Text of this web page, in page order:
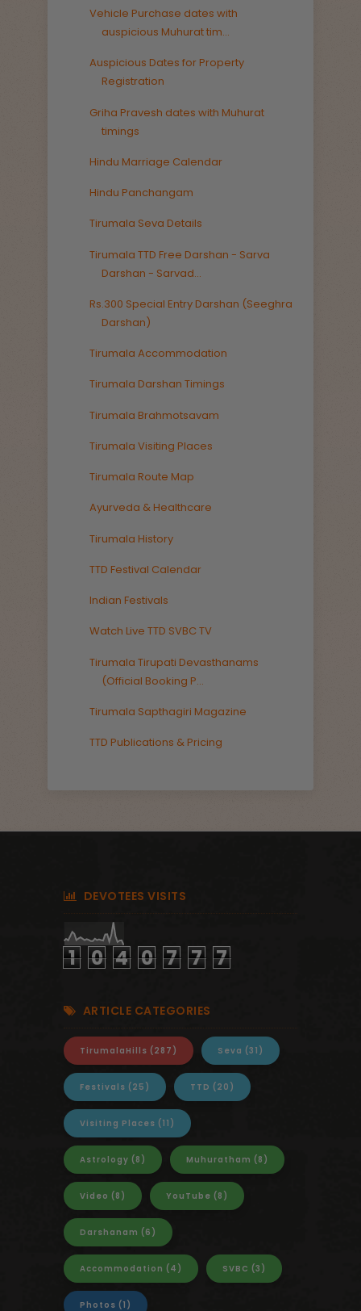
Vehicle Purchase dates with
auspicious Muhurat tim...
Auspicious Dates for Property
Registration
Griha Pravesh dates with Muhurat
timings
Hindu Marriage Calendar
Hindu Panchangam
Tirumala Seva Details
Tirumala TTD Free Darshan - Sarva
Darshan - Sarvad...
Rs.300 Special Entry Darshan (Seeghra
Darshan)
Tirumala Accommodation
Tirumala Darshan Timings
Tirumala Brahmotsavam
Tirumala Visiting Places
Tirumala Route Map
Ayurveda & Healthcare
Tirumala History
TTD Festival Calendar
Indian Festivals
Watch Live TTD SVBC TV
Tirumala Tirupati Devasthanams
(Official Booking P...
Tirumala Sapthagiri Magazine
TTD Publications & Pricing
DEVOTEES VISITS
1 0 4 0 7 7 7
ARTICLE CATEGORIES
TirumalaHills (287) Seva (31)
Festivals (25) TTD (20)
Visiting Places (11)
Astrology (8) Muhuratham (8)
Video (8) YouTube (8)
Darshanam (6)
Accommodation (4) SVBC (3)
Photos (1)